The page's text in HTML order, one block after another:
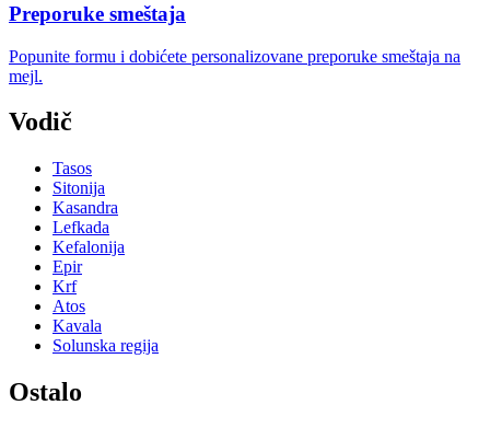
Preporuke smeštaja
Popunite formu i dobićete personalizovane preporuke smeštaja na
mejl.
Vodič
Tasos
Sitonija
Kasandra
Lefkada
Kefalonija
Epir
Krf
Atos
Kavala
Solunska regija
Ostalo